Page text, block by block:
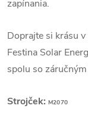
zapínania.
Doprajte si krásu
Festina Solar
spolu so
Strojček: M2070